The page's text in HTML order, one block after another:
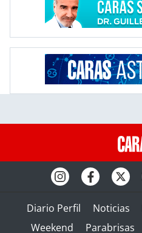
Diario Perfil Noticias
Weekend
Parabrisas